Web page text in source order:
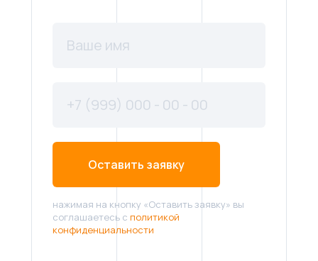
Оставить заявку
нажимая на кнопку «Оставить заявку» вы
соглашаетесь с политикой
конфиденциальности